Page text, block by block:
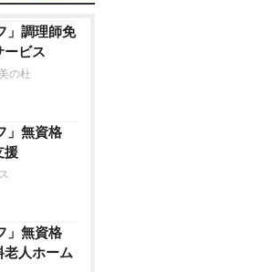
」調理師免
ービス
の杜
」無資格
援
」無資格
老人ホーム